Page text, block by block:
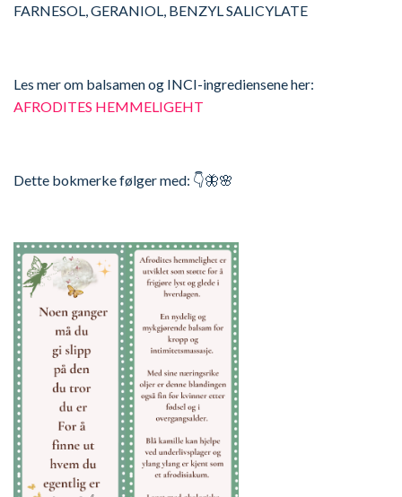
FARNESOL, GERANIOL, BENZYL SALICYLATE
Les mer om balsamen og INCI-ingrediensene her:
AFRODITES HEMMELIGEHT
Dette bokmerke følger med: 👇🦋🌸